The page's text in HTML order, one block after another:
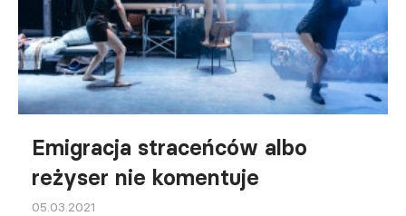
Emigracja straceńców albo
reżyser nie komentuje
05.03.2021